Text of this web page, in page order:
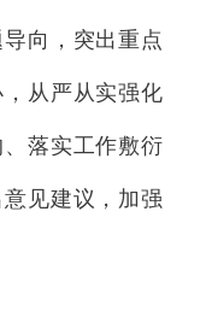
向，突出重点
从严从实强化
落实工作敷衍
见建议，加强